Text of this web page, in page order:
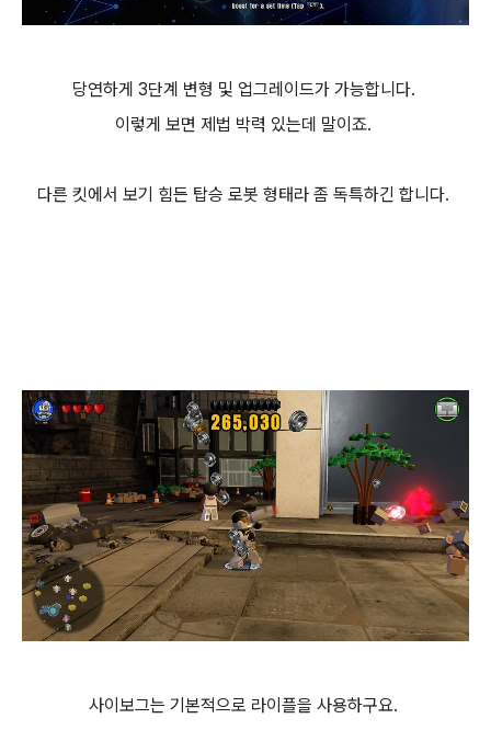
당연하게 3단계 변형 및 업그레이드가 가능합니다.
이렇게 보면 제법 박력 있는데 말이죠.
다른 킷에서 보기 힘든 탑승 로봇 형태라 좀 독특하긴 합니다.
사이보그는 기본적으로 라이플을 사용하구요.